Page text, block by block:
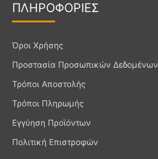
ΠΛΗΡΟΦΟΡΙΕΣ
Όροι Χρήσης
Προστασία Προσωπικών Δεδομένων
Τρόποι Αποστολής
Τρόποι Πληρωμής
Εγγύηση Προϊόντων
Πολιτική Επιστροφών